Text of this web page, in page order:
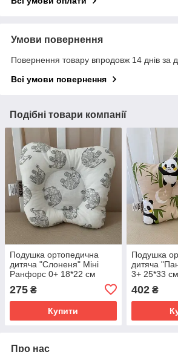
Умови повернення
Повернення товару впродовж 14 днів за
Всі умови повернення
Подібні товари компанії
Подушка ортопедична
дитяча "Слоненя" Міні
Ранфорс 0+ 18*22 см
275 ₴
Купити
Подушка
дитяча
3+ 25*33
402₴
Про нас